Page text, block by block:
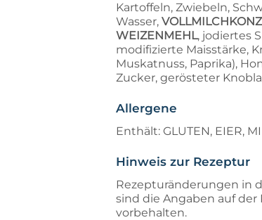
Kartoffeln, Zwiebeln,
Wasser,
WEIZENMEHL, jodiertes
modifizierte Maisstärke,
Muskatnuss, Paprika),
Zucker, gerösteter
Allergene
Enthält: GLUTEN, EIER,
Hinweis zur Rezeptur
Rezepturänderungen in
sind die Angaben auf
vorbehalten.